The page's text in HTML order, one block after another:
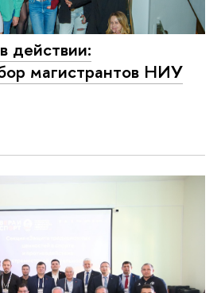
действии:
магистрантов НИУ